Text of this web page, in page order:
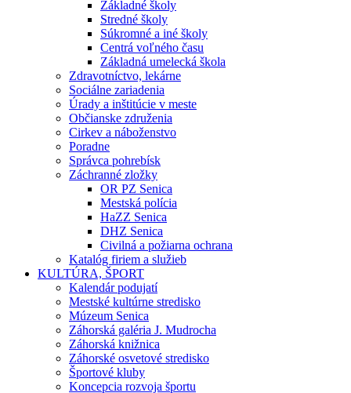
Základné školy
Stredné školy
Súkromné a iné školy
Centrá voľného času
Základná umelecká škola
Zdravotníctvo, lekárne
Sociálne zariadenia
Úrady a inštitúcie v meste
Občianske združenia
Cirkev a náboženstvo
Poradne
Správca pohrebísk
Záchranné zložky
OR PZ Senica
Mestská polícia
HaZZ Senica
DHZ Senica
Civilná a požiarna ochrana
Katalóg firiem a služieb
KULTÚRA, ŠPORT
Kalendár podujatí
Mestské kultúrne stredisko
Múzeum Senica
Záhorská galéria J. Mudrocha
Záhorská knižnica
Záhorské osvetové stredisko
Športové kluby
Koncepcia rozvoja športu